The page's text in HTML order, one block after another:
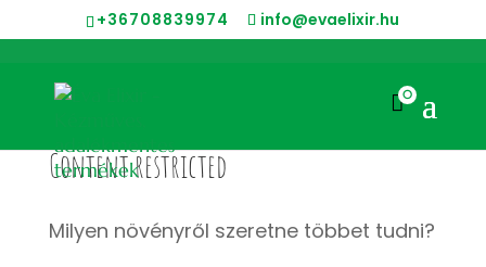
+36708839974 info@evaelixir.hu
0
Content restricted
Milyen növényről szeretne többet tudni?